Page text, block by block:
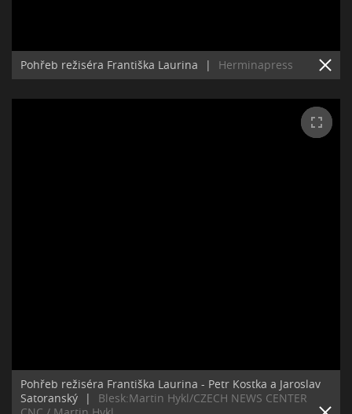
Pohřeb režiséra Františka Laurina | Herminapress
Pohřeb režiséra Františka Laurina - Petr Kostka a Jaroslav
Satoranský
|
Blesk:Martin Hykl/CZECH NEWS CENTER